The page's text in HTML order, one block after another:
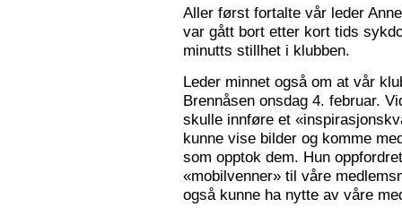
Aller først fortalte vår leder
var gått bort etter kort tids
minutts stillhet i klubben.
Leder minnet også om at vår
Brennåsen onsdag 4. februar.
skulle innføre et
kunne vise bilder og komme
som opptok dem. Hun
«mobilvenner» til våre
også kunne ha nytte av våre